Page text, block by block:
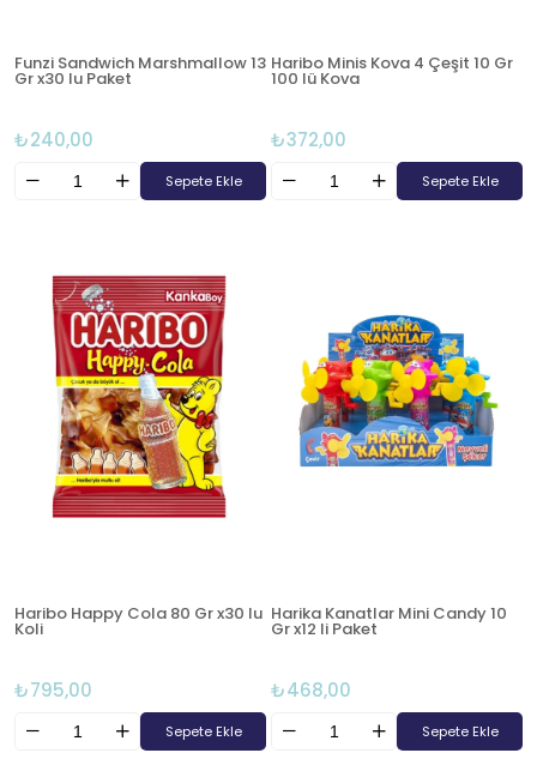
Funzi Sandwich Marshmallow 13
Gr x30 lu Paket
₺240,00
Sepete Ekle
Haribo Minis Kova 4 Çeşit 10 Gr
100 lü Kova
₺372,00
Sepete Ekle
Haribo Happy Cola 80 Gr x30 lu
Koli
₺795,00
Sepete Ekle
Harika Kanatlar Mini Candy 10
Gr x12 li Paket
₺468,00
Sepete Ekle